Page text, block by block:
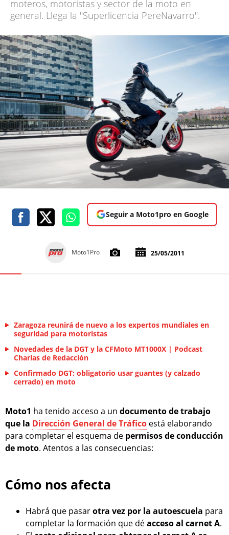
moteros, motoristas y sector de la moto en
general. Llega la "Superlicencia PereNavarro".
Seguir a Moto1pro en Google
Moto1Pro 25/05/2011
Zaragoza reunirá de nuevo a los expertos mundiales en
seguridad para motoristas
Novedades de la DGT y la CFMoto MT1000X | Podcast
Charlas de Redacción
Confirmado DGT: obligatorio usar guantes (y calzado
cerrado) en moto
Moto1 ha tenido acceso a un documento de trabajo
que la Dirección General de Tráfico está elaborando
para completar el esquema de permisos de conducción
de moto. Atentos a las consecuencias:
Cómo nos afecta
Habrá que pasarotra vez por la autoescuela para
completar la formación que déacceso al carnet A.